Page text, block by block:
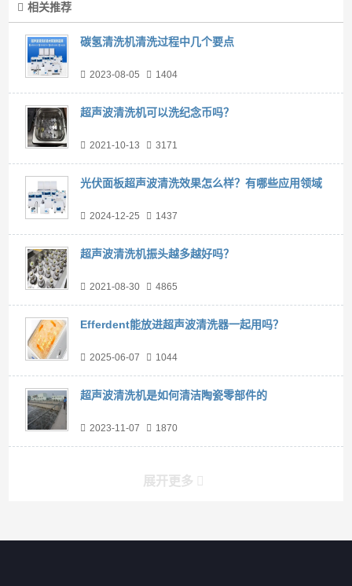
相关推荐
碳氢清洗机清洗过程中几个要点
2023-08-05 1404
超声波清洗机可以洗纪念币吗？
2021-10-13 3171
光伏面板超声波清洗效果怎么样？有哪些应用领域
2024-12-25 1437
超声波清洗机振头越多越好吗？
2021-08-30 4865
Efferdent能放进超声波清洗器一起用吗？
2025-06-07 1044
超声波清洗机是如何清洁陶瓷零部件的
2023-11-07 1870
展开更多